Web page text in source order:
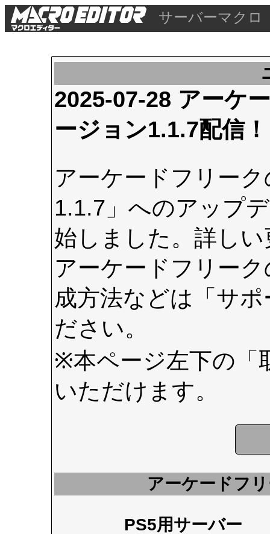
サーバーマクロ
2025-07-28 アーケ
ージョン1.1.7配信！
アーケードフリー
1.1.7」へのアップ
始しました。詳し
アーケードフリー
成方法などは 「サ
ださい。
※本ページ左下の
いただけます。
アーケードフ
PS5用サーバー